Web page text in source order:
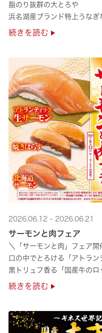
脂のり抜群の大とろや
浜名湖産ブランド特上うなぎ
夏のスタミナ補給にぴったり
続きを読む
2026.06.12 - 2026.06.21
サーモンと肉フェア
＼「サーモンと肉」フェア開
口の中でとろける「アトラン
黒トリュフ香る「国産牛のロ
圧倒的な贅沢感をぜひ店舗で
続きを読む